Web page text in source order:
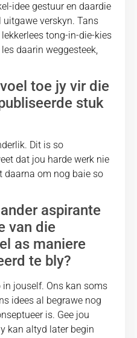
idee gestuur en daardie
verskyn. Tans
lekkerlees tong-in-die-kies
daarin weggesteek,
toe jy vir die
stuk
Dit is so
dat jou harde werk nie
daarna om nog baie so
aspirante
van die
as maniere
te bly?
jouself. Ons kan soms
idees al begrawe nog
is. Gee jou
kan altyd later begin